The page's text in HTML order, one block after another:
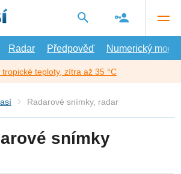
Radar Předpověď Numerický model
tropické teploty, zítra až 35 °C
Radarové snímky, radar
snímky